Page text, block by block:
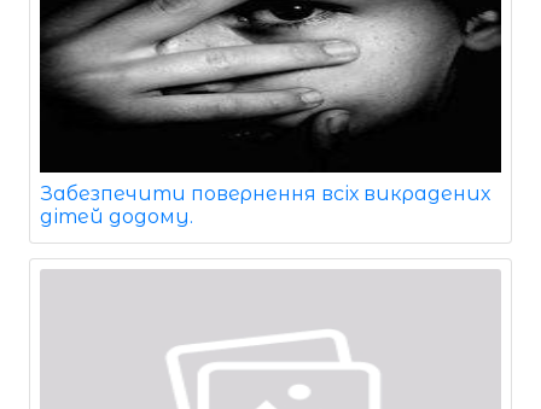
Забезпечити повернення всіх викрадених
дітей додому.